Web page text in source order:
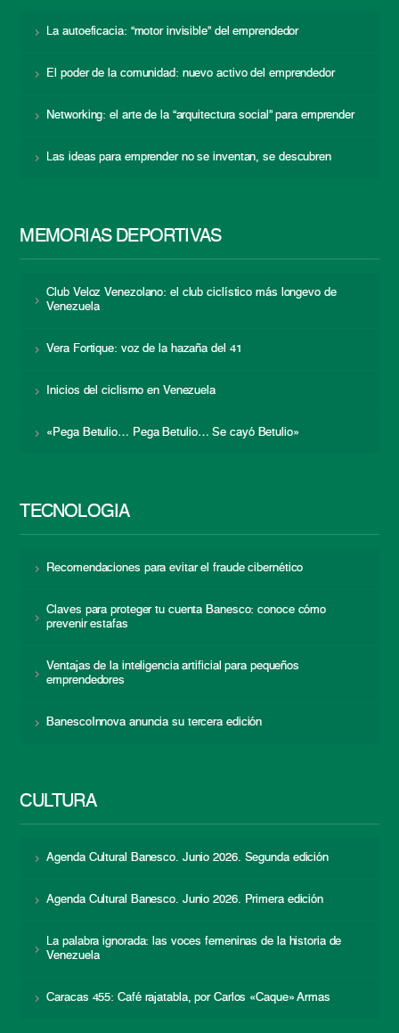
La autoeficacia: “motor invisible” del emprendedor
El poder de la comunidad: nuevo activo del emprendedor
Networking: el arte de la “arquitectura social” para emprender
Las ideas para emprender no se inventan, se descubren
MEMORIAS DEPORTIVAS
Club Veloz Venezolano: el club ciclístico más longevo de
Venezuela
Vera Fortique: voz de la hazaña del 41
Inicios del ciclismo en Venezuela
«Pega Betulio… Pega Betulio… Se cayó Betulio»
TECNOLOGÍA
Recomendaciones para evitar el fraude cibernético
Claves para proteger tu cuenta Banesco: conoce cómo
prevenir estafas
Ventajas de la inteligencia artificial para pequeños
emprendedores
BanescoInnova anuncia su tercera edición
CULTURA
Agenda Cultural Banesco. Junio 2026. Segunda edición
Agenda Cultural Banesco. Junio 2026. Primera edición
La palabra ignorada: las voces femeninas de la historia de
Venezuela
Caracas 455: Café rajatabla, por Carlos «Caque» Armas